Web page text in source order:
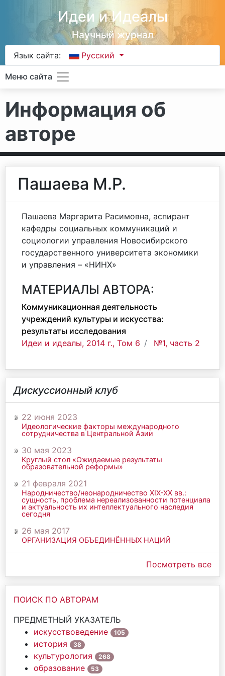
Идеи и Идеалы
Научный журнал
Язык сайта: Русский
Меню сайта
Информация об
авторе
Пашаева М.Р.
Пашаева Маргарита Расимовна, аспирант
кафедры социальных коммуникаций и
социологии управления Новосибирского
государственного университета экономики
и управления – «НИНХ»
МАТЕРИАЛЫ АВТОРА:
Коммуникационная деятельность
учреждений культуры и искусства:
результаты исследования
Идеи и идеалы, 2014 г., Том 6
№1, часть 2
Дискуссионный клуб
22 июня 2023
Идеологические факторы международного
сотрудничества в Центральной Азии
30 мая 2023
Круглый стол «Ожидаемые результаты
образовательной реформы»
21 февраля 2021
Народничество/неонародничество ХIХ-ХХ вв.:
сущность, проблема нереализованности потенциала
и актуальность их интеллектуального наследия
сегодня
26 мая 2017
ОРГАНИЗАЦИЯ ОБЪЕДИНЁННЫХ НАЦИЙ
Посмотреть все
ПОИСК ПО АВТОРАМ
ПРЕДМЕТНЫЙ УКАЗАТЕЛЬ
искусствоведение
105
история 38
культурология 268
образование 53